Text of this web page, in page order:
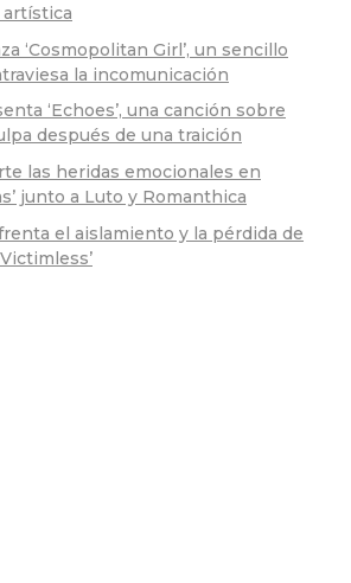
‘Cosmopolitan Girl’, un sencillo
la incomunicación
‘Echoes’, una canción sobre
después de una traición
las heridas emocionales en
junto a Luto y Romanthica
el aislamiento y la pérdida de